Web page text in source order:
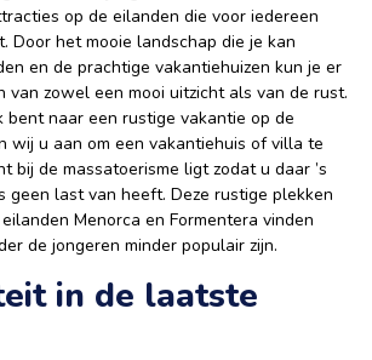
op de eilanden die voor iedereen
Door het mooie landschap die je kan
en de prachtige vakantiehuizen kun je er
van zowel een mooi uitzicht als van de rust.
bent naar een rustige vakantie op de
wij u aan om een vakantiehuis of villa te
bij de massatoerisme ligt zodat u daar ’s
geen last van heeft. Deze rustige plekken
Menorca en Formentera vinden
de jongeren minder populair zijn.
in de laatste